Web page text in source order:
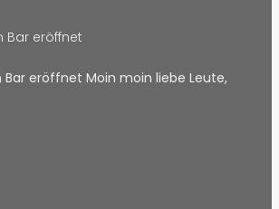
Bar eröffnet
Bar eröffnet Moin moin liebe Leute,